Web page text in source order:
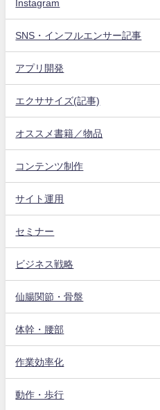
Instagram
SNS・インフルエンサー記事
アプリ開発
エクササイズ(記事)
オススメ書籍／物品
コンテンツ制作
サイト運用
セミナー
ビジネス戦略
仙腸関節・骨盤
体幹・腰部
作業効率化
動作・歩行